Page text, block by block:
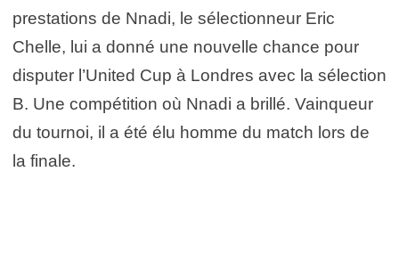
prestations de Nnadi, le sélectionneur Eric
Chelle, lui a donné une nouvelle chance pour
disputer l’United Cup à Londres avec la sélection
B. Une compétition où Nnadi a brillé. Vainqueur
du tournoi, il a été élu homme du match lors de
la finale.